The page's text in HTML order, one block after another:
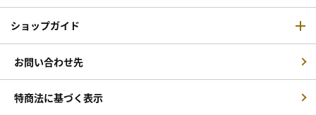
ショップガイド
お問い合わせ先
特商法に基づく表示